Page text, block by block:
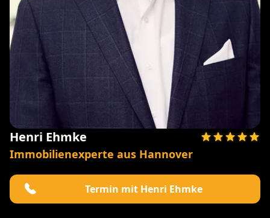
Henri Ehmke
Immobilienexperte aus Hannover
Termin mit Henri Ehmke